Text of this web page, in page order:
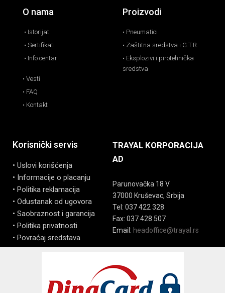
O nama
• Istorijat
• Sertifikati
• Info centar
• Vesti
• FAQ
• Kontakt
Proizvodi
• Pneumatici
• Zaštitna sredstva i G.T.R.
• Eksplozivi i pirotehnička
sredstva
Korisnički servis
• Uslovi korišćenja
• Informacije o placanju
• Politika reklamacija
• Odustanak od ugovora
• Saobraznost i garancija
• Politika privatnosti
• Povraćaj sredstava
TRAYAL KORPORACIJA
AD
Parunovačka 18 V
37000 Kruševac, Srbija
Tel: 037 422 328
Fax: 037 428 507
Email: headoffice@trayal.rs